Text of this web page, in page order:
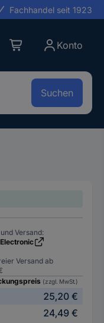
Fachhandel seit 1923
Konto
Suchen
Versand:
Versand ab
(zzgl. MwSt.)
25,20 €
24,49 €